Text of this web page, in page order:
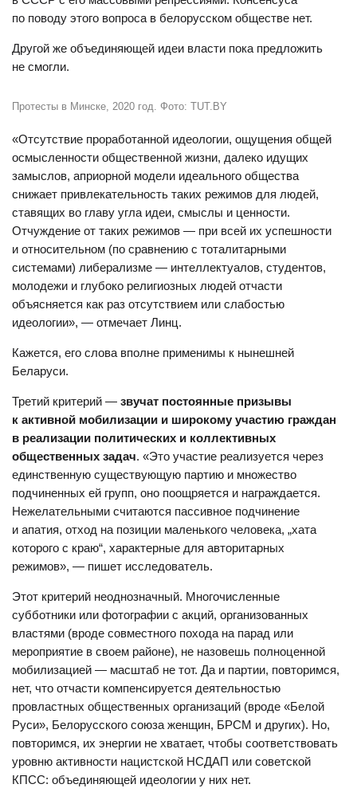
по поводу этого вопроса в белорусском обществе нет.
Другой же объединяющей идеи власти пока предложить
не смогли.
Протесты в Минске, 2020 год. Фото: TUT.BY
«Отсутствие проработанной идеологии, ощущения общей
осмысленности общественной жизни, далеко идущих
замыслов, априорной модели идеального общества
снижает привлекательность таких режимов для людей,
ставящих во главу угла идеи, смыслы и ценности.
Отчуждение от таких режимов — при всей их успешности
и относительном (по сравнению с тоталитарными
системами) либерализме — интеллектуалов, студентов,
молодежи и глубоко религиозных людей отчасти
объясняется как раз отсутствием или слабостью
идеологии», — отмечает Линц.
Кажется, его слова вполне применимы к нынешней
Беларуси.
Третий критерий — звучат постоянные призывы
к активной мобилизации и широкому участию граждан
в реализации политических и коллективных
общественных задач. «Это участие реализуется через
единственную существующую партию и множество
подчиненных ей групп, оно поощряется и награждается.
Нежелательными считаются пассивное подчинение
и апатия, отход на позиции маленького человека, „хата
которого с краю“, характерные для авторитарных
режимов», — пишет исследователь.
Этот критерий неоднозначный. Многочисленные
субботники или фотографии с акций, организованных
властями (вроде совместного похода на парад или
мероприятие в своем районе), не назовешь полноценной
мобилизацией — масштаб не тот. Да и партии, повторимся,
нет, что отчасти компенсируется деятельностью
провластных общественных организаций (вроде «Белой
Руси», Белорусского союза женщин, БРСМ и других). Но,
повторимся, их энергии не хватает, чтобы соответствовать
уровню активности нацистской НСДАП или советской
КПСС: объединяющей идеологии у них нет.